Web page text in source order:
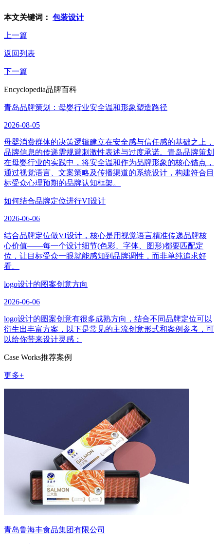
本文关键词： 包装设计
上一篇
返回列表
下一篇
Encyclopedia品牌百科
青岛品牌策划：母婴行业安全温和形象塑造路径
2026-08-05
母婴消费群体的决策逻辑建立在安全感与信任感的基础之上，
品牌信息的传递需规避刺激性表述与过度承诺。青岛品牌策划
在母婴行业的实践中，将安全温和作为品牌形象的核心锚点，
通过视觉语言、文案策略及传播渠道的系统设计，构建符合目
标受众心理预期的品牌认知框架。
如何结合品牌定位进行VI设计
2026-06-06
结合品牌定位做VI设计，核心是用视觉语言精准传递品牌核
心价值——每一个设计细节(色彩、字体、图形)都要匹配定
位，让目标受众一眼就能感知到品牌调性，而非单纯追求好
看。
logo设计的图案创意方向
2026-06-06
logo设计的图案创意有很多成熟方向，结合不同品牌定位可以
衍生出丰富方案，以下是常见的主流创意形式和案例参考，可
以给你带来设计灵感：
Case Works推荐案例
更多+
青岛鲁海丰食品集团有限公司